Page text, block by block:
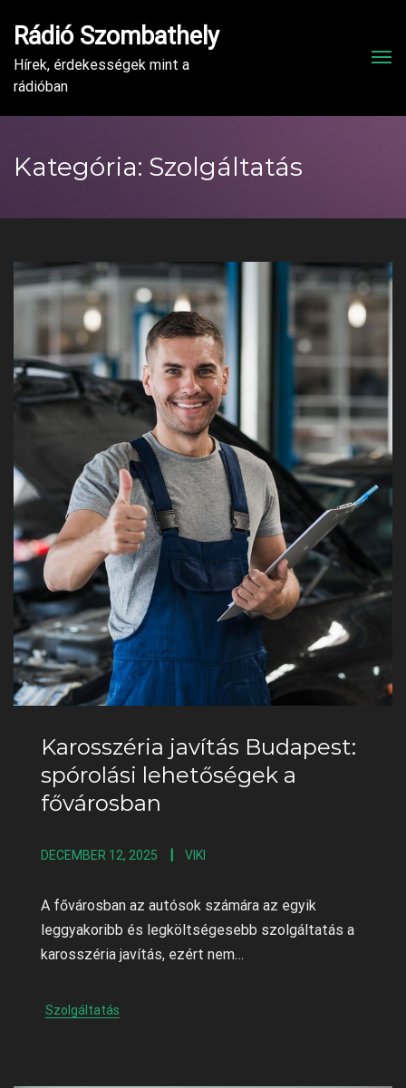
Rádió Szombathely
Hírek, érdekességek mint a
rádióban
Kategória: Szolgáltatás
Karosszéria javítás Budapest:
spórolási lehetőségek a
fővárosban
DECEMBER 12, 2025 VIKI
A fővárosban az autósok számára az egyik
leggyakoribb és legköltségesebb szolgáltatás a
karosszéria javítás, ezért nem…
Szolgáltatás